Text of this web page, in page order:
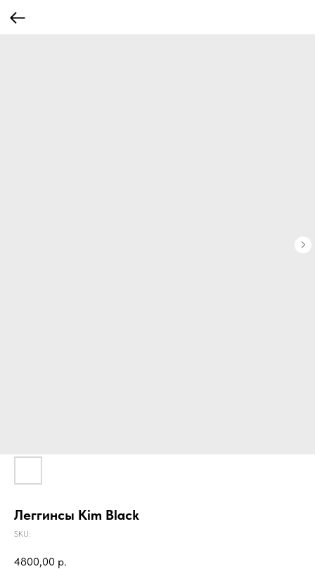
Леггинсы Kim Black
SKU:
4800,00 р.